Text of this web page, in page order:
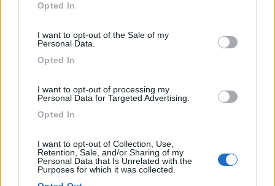
use your data for below specified purposes in below Google
Opted In
I want to opt-out of the Sale of my
Personal Data.
Opted In
I want to opt-out of processing my
Personal Data for Targeted Advertising.
Opted In
I want to opt-out of Collection, Use,
Retention, Sale, and/or Sharing of my
Personal Data that Is Unrelated with the
Purposes for which it was collected.
Posizione
Segnalati nei dintorni
7.8 Camping Hotel Loewenhof
Varna(BZ)